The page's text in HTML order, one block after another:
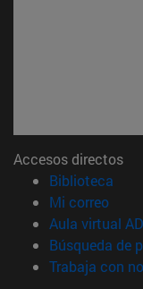
Accesos directos
Biblioteca
Mi correo
Aula virtual
Búsqueda de
Trabaja con